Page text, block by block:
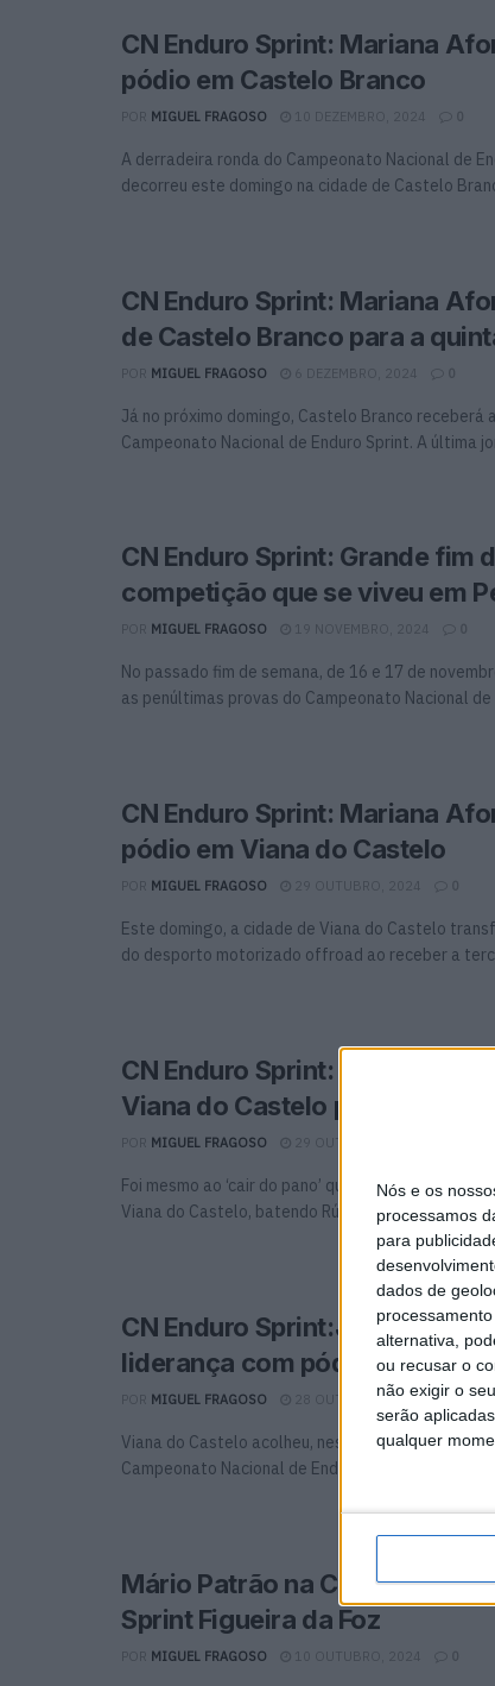
Nós e os
processamos
para
dados de
alternativa,
ou recusar o
não exigir o
serão
qualquer
CN Enduro Sprint: Mariana
pódio em Castelo Branco
MIGUEL FRAGOSO 10 DEZEMBRO, 2024 0
A derradeira ronda do Campeonato Nacional de
decorreu este domingo na cidade de Castelo
CN Enduro Sprint: Mariana
de Castelo Branco para a
MIGUEL FRAGOSO 6 DEZEMBRO, 2024 0
Já no próximo domingo, Castelo Branco receberá
Campeonato Nacional de Enduro Sprint. A última
CN Enduro Sprint: Grande fim
competição que se viveu em
MIGUEL FRAGOSO 19 NOVEMBRO, 2024 0
No passado fim de semana, de 16 e 17 de
as penúltimas provas do Campeonato Nacional de
CN Enduro Sprint: Mariana
pódio em Viana do Castelo
MIGUEL FRAGOSO 29 OUTUBRO, 2024 0
Este domingo, a cidade de Viana do Castelo
do desporto motorizado offroad ao receber a
CN Enduro Sprint: Luís Oliveira
Viana do Castelo por menos de
MIGUEL FRAGOSO
Foi mesmo ao ‘cair do pano’ que Luís Oliveira
Viana do Castelo, batendo Rúben Ferreira ...
CN Enduro Sprint:Joana
liderança com pódio em Viana
MIGUEL FRAGOSO 28 OUTUBRO, 2024 0
Viana do Castelo acolheu, neste domingo, a
Campeonato Nacional de Enduro Sprint 2024,
Mário Patrão na Classe
Sprint Figueira da Foz
MIGUEL FRAGOSO 10 OUTUBRO, 2024 0